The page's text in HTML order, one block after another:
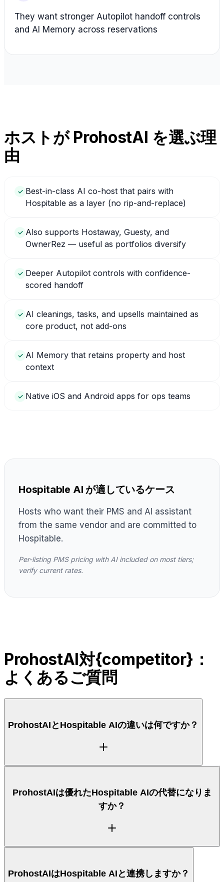
They want stronger Autopilot handoff controls
and AI Memory across reservations
ホストが ProhostAI を選ぶ理
由
✓ Best-in-class AI co-host that pairs with
Hospitable as a layer (no rip-and-replace)
✓ Also supports Hostaway, Guesty, and
OwnerRez — useful as portfolios diversify
✓ Deeper Autopilot controls with confidence-
scored handoff
✓ AI cleanings, tasks, and upsells maintained as
core product, not add-ons
✓ AI Memory that retains property and host
context
✓ Native iOS and Android apps for ops teams
Hospitable AI が適しているケース
Hosts who want their PMS and AI assistant
from the same vendor and are committed to
Hospitable.
Per-listing PMS pricing with AI included on most tiers;
verify current rates.
ProhostAI対{competitor}：
よくあるご質問
ProhostAIとHospitable AIの違いは何ですか？
ク、アップセルを一つのプロダクトで処理するAIコホ
ストで、24時間365日のAutopilotとAI Memoryを備
えています。Hospitable AI（Property Management
System）はそのコア領域に強みがあります。上の比
較表で、各ツールがどこで優れているかを並べて確認
ProhostAIは優れたHospitable AIの代替になりま
すか？
る一つのAIコホストを求めるホストにとって、
ProhostAIはHospitable AIと連携しますか？